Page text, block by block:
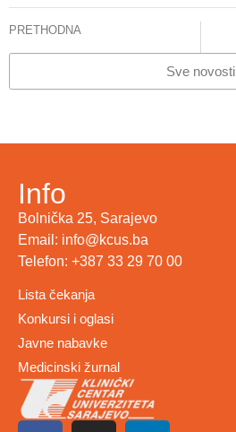
PRETHODNA
Sve novosti
Info
Bolnička 25, Sarajevo
Email: info@kcus.ba
Telefon: +387 33 29 70 00
Lista čekanja
Konkursi i oglasi
Javne nabavke
Medicinski žurnal